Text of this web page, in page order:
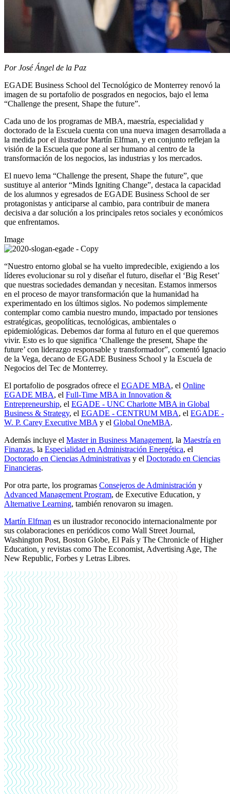
Por José Ángel de la Paz
EGADE Business School del Tecnológico de Monterrey renovó la
imagen de su portafolio de posgrados en negocios, bajo el lema
“Challenge the present, Shape the future”.
Cada uno de los programas de MBA, maestría, especialidad y
doctorado de la Escuela cuenta con una nueva imagen desarrollada a
la medida por el ilustrador Martín Elfman, y en conjunto reflejan la
visión de la Escuela que pone al ser humano al centro de la
transformación de los negocios, las industrias y los mercados.
El nuevo lema “Challenge the present, Shape the future”, que
sustituye al anterior “Minds Igniting Change”, destaca la capacidad
de los alumnos y egresados de EGADE Business School de ser
protagonistas y anticiparse al cambio, para contribuir de manera
decisiva a dar solución a los principales retos sociales y económicos
que enfrentamos.
Image
“Nuestro entorno global se ha vuelto impredecible, exigiendo a los
líderes evolucionar su rol y diseñar el futuro, diseñar el ‘Big Reset’
que nuestras sociedades demandan y necesitan. Estamos inmersos
en el proceso de mayor transformación que la humanidad ha
experimentado en los últimos siglos. No podemos simplemente
contemplar como cambia nuestro mundo, impactado por tensiones
estratégicas, geopolíticas, tecnológicas, ambientales o
epidemiológicas. Debemos dar forma al futuro en el que queremos
vivir. Esto es lo que significa ‘Challenge the present, Shape the
future’ con liderazgo responsable y transformador”, comentó Ignacio
de la Vega, decano de EGADE Business School y la Escuela de
Negocios del Tec de Monterrey.
El portafolio de posgrados ofrece el EGADE MBA, el Online
EGADE MBA, el Full-Time MBA in Innovation &
Entrepreneurship, el EGADE - UNC Charlotte MBA in Global
Business & Strategy, el EGADE - CENTRUM MBA, el EGADE -
W. P. Carey Executive MBAy el Global OneMBA.
Además incluye el Master in Business Management, la Maestría en
Finanzas, la Especialidad en Administración Energética, el
Doctorado en Ciencias Administrativas y el Doctorado en Ciencias
Financieras.
Por otra parte, los programas Consejeros de Administración y
Advanced Management Program, de Executive Education, y
Alternative Learning, también renovaron su imagen.
Martín Elfman es un ilustrador reconocido internacionalmente por
sus colaboraciones en periódicos como Wall Street Journal,
Washington Post, Boston Globe, El País y The Chronicle of Higher
Education, y revistas como The Economist, Advertising Age, The
New Republic, Forbes y Letras Libres.